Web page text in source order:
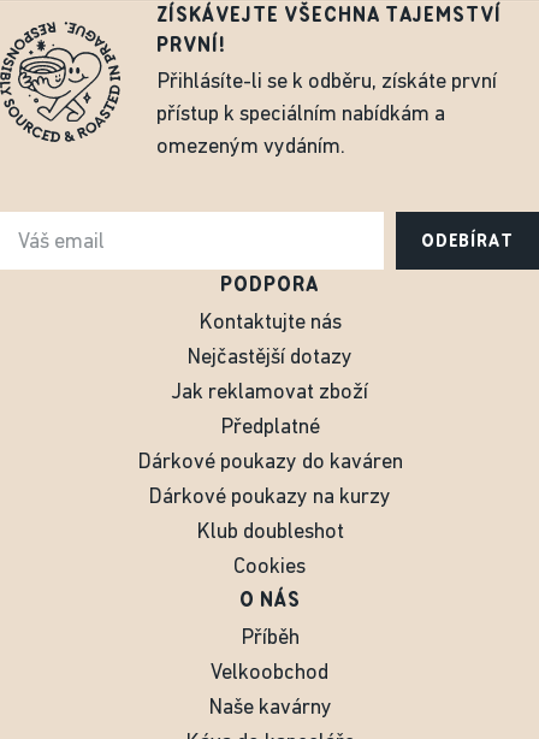
ZÍSKÁVEJTE VŠECHNA TAJEMSTVÍ
PRVNÍ!
Přihlásíte-li se k odběru, získáte první
přístup k speciálním nabídkám a
omezeným vydáním.
ODEBÍRAT
PODPORA
Kontaktujte nás
Nejčastější dotazy
Jak reklamovat zboží
Předplatné
Dárkové poukazy do kaváren
Dárkové poukazy na kurzy
Klub doubleshot
Cookies
O NÁS
Příběh
Velkoobchod
Naše kavárny